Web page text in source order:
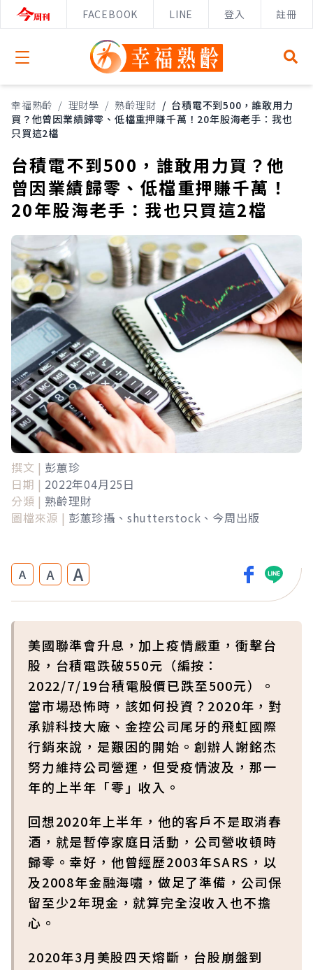
FACEBOOK LINE 登入 註冊
Open menu
幸福熟齡 / 理財學 / 熟齡理財 / 台積電不到500，誰敢用力
買？他曾因業績歸零、低檔重押賺千萬！20年股海老手：我也
只買這2檔
台積電不到500，誰敢用力買？他
曾因業績歸零、低檔重押賺千萬！
20年股海老手：我也只買這2檔
撰文 | 彭蕙珍
日期 | 2022年04月25日
分類 | 熟齡理財
圖檔來源 | 彭蕙珍攝、shutterstock、今周出版
A A A
美國聯準會升息，加上疫情嚴重，衝擊台
股，台積電跌破550元（編按：
2022/7/19台積電股價已跌至500元）。
當市場恐怖時，該如何投資？2020年，對
承辦科技大廠、金控公司尾牙的飛虹國際
行銷來說，是艱困的開始。創辦人謝銘杰
努力維持公司營運，但受疫情波及，那一
年的上半年「零」收入。
回想2020年上半年，他的客戶不是取消春
酒，就是暫停家庭日活動，公司營收頓時
歸零。幸好，他曾經歷2003年SARS，以
及2008年金融海嘯，做足了準備，公司保
留至少2年現金，就算完全沒收入也不擔
心。
2020年3月美股四天熔斷，台股崩盤到